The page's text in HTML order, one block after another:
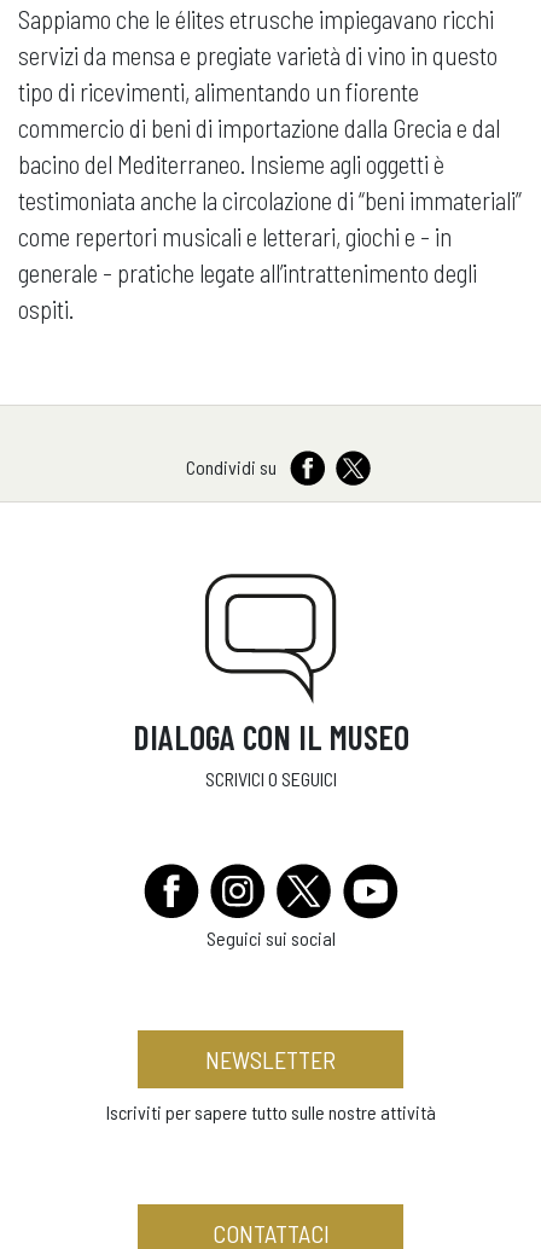
Sappiamo che le élites etrusche impiegavano ricchi
servizi da mensa e pregiate varietà di vino in questo
tipo di ricevimenti, alimentando un fiorente
commercio di beni di importazione dalla Grecia e dal
bacino del Mediterraneo. Insieme agli oggetti è
testimoniata anche la circolazione di “beni immateriali”
come repertori musicali e letterari, giochi e - in
generale - pratiche legate all’intrattenimento degli
ospiti.
Condividi su
DIALOGA CON IL MUSEO
SCRIVICI O SEGUICI
Seguici sui social
NEWSLETTER
Iscriviti per sapere tutto sulle nostre attività
CONTATTACI